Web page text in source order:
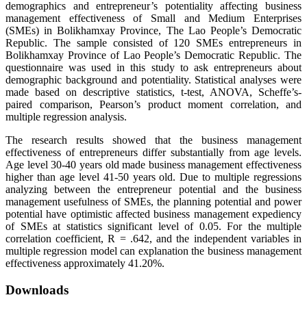
demographics and entrepreneur’s potentiality affecting business
management effectiveness of Small and Medium Enterprises
(SMEs) in Bolikhamxay Province, The Lao People’s Democratic
Republic. The sample consisted of 120 SMEs entrepreneurs in
Bolikhamxay Province of Lao People’s Democratic Republic. The
questionnaire was used in this study to ask entrepreneurs about
demographic background and potentiality. Statistical analyses were
made based on descriptive statistics, t-test, ANOVA, Scheffe’s-
paired comparison, Pearson’s product moment correlation, and
multiple regression analysis.
The research results showed that the business management
effectiveness of entrepreneurs differ substantially from age levels.
Age level 30-40 years old made business management effectiveness
higher than age level 41-50 years old. Due to multiple regressions
analyzing between the entrepreneur potential and the business
management usefulness of SMEs, the planning potential and power
potential have optimistic affected business management expediency
of SMEs at statistics significant level of 0.05. For the multiple
correlation coefficient, R = .642, and the independent variables in
multiple regression model can explanation the business management
effectiveness approximately 41.20%.
Downloads